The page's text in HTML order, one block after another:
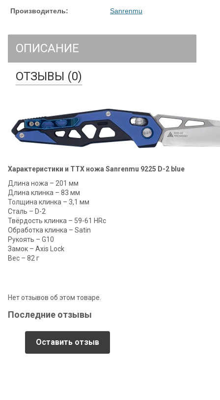
Производитель: Sanrenmu
ОПИСАНИЕ
ОТЗЫВЫ (0)
Характеристики и ТТХ ножа Sanrenmu 9225 D-2 blue
Длина ножа – 201 мм
Длина клинка – 83 мм
Толщина клинка – 3,1 мм
Сталь – D-2
Твёрдость клинка – 59-61 HRc
Обработка клинка – Satin
Рукоять – G10
Замок – Axis Lock
Вес – 82 г
Нет отзывов об этом товаре.
Последние отзывы
Оставить отзыв